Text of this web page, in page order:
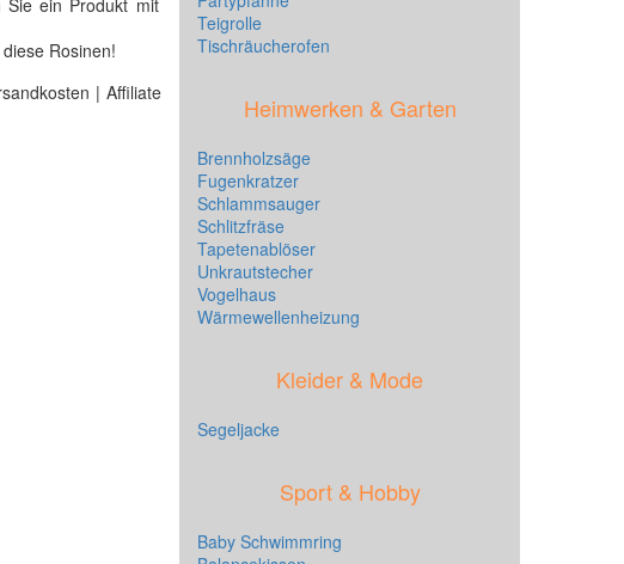
Sie ein Produkt mit
Rosinen!
| Affiliate
Teigrolle
Tischräucherofen
Heimwerken & Garten
Brennholzsäge
Fugenkratzer
Schlammsauger
Schlitzfräse
Tapetenablöser
Unkrautstecher
Vogelhaus
Wärmewellenheizung
Kleider & Mode
Segeljacke
Sport & Hobby
Baby Schwimmring